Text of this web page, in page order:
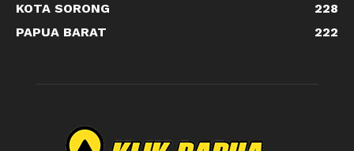
KOTA SORONG
228
PAPUA BARAT
222